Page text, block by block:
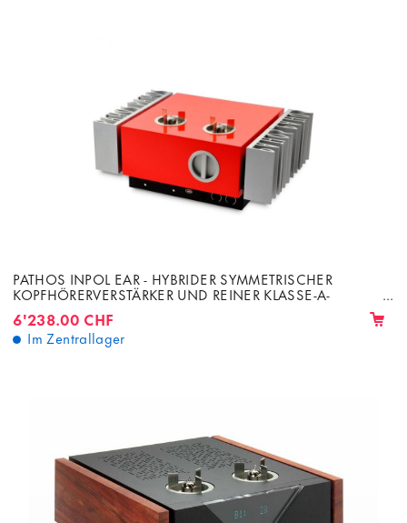
PATHOS INPOL EAR - HYBRIDER SYMMETRISCHER
KOPFHÖRERVERSTÄRKER UND REINER KLASSE-A-
6'238.00 CHF
Im Zentrallager